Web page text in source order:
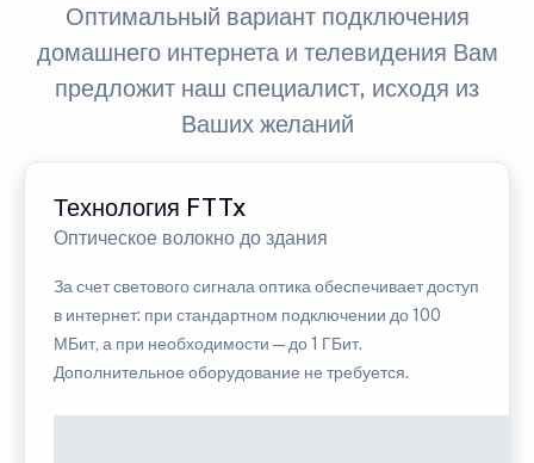
Оптимальный вариант подключения
домашнего интернета и телевидения Вам
предложит наш специалист, исходя из
Ваших желаний
Технология FTTx
Оптическое волокно до здания
За счет светового сигнала оптика обеспечивает доступ
в интернет: при стандартном подключении до 100
МБит, а при необходимости — до 1 ГБит.
Дополнительное оборудование не требуется.